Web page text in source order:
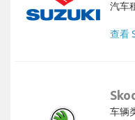
汽车
查看
车辆